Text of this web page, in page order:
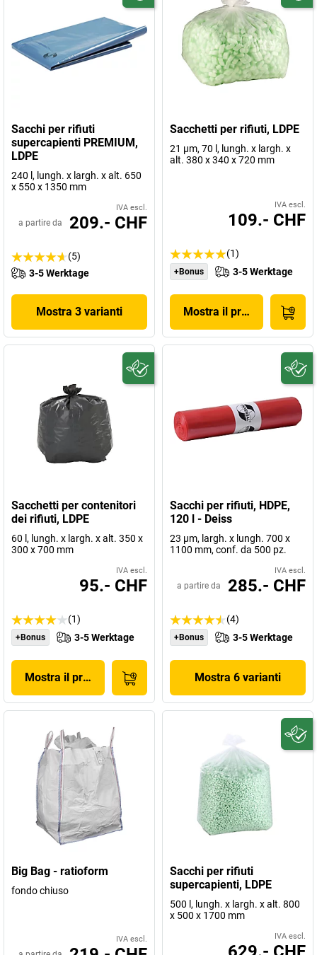
Sacchi per rifiuti
supercapienti PREMIUM,
LDPE
240 l, lungh. x largh. x alt. 650
x 550 x 1350 mm
IVA escl.
a partire da 209.- CHF
(5)
3-5 Werktage
Mostra 3 varianti
Sacchetti per rifiuti, LDPE
21 µm, 70 l, lungh. x largh. x
alt. 380 x 340 x 720 mm
IVA escl.
109.- CHF
(1)
+Bonus 3-5 Werktage
Mostra il prodotto
Sacchetti per contenitori
dei rifiuti, LDPE
60 l, lungh. x largh. x alt. 350 x
300 x 700 mm
IVA escl.
95.- CHF
(1)
+Bonus 3-5 Werktage
Mostra il prodotto
Sacchi per rifiuti, HDPE,
120 l - Deiss
23 µm, largh. x lungh. 700 x
1100 mm, conf. da 500 pz.
IVA escl.
a partire da 285.- CHF
(4)
+Bonus 3-5 Werktage
Mostra 6 varianti
Big Bag - ratioform
fondo chiuso
IVA escl.
Sacchi per rifiuti
supercapienti, LDPE
500 l, lungh. x largh. x alt. 800
x 500 x 1700 mm
IVA escl.